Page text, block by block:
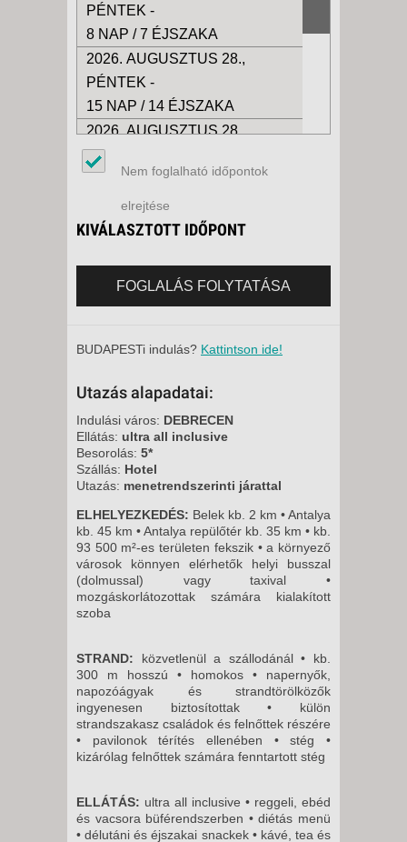
PÉNTEK -
8 NAP / 7 ÉJSZAKA
2026. AUGUSZTUS 28.,
PÉNTEK -
15 NAP / 14 ÉJSZAKA
2026. AUGUSZTUS 28.,
PÉNTEK -
8 NAP / 7 ÉJSZAKA
2026. SZEPTEMBER 04.,
PÉNTEK -
2026. SZEPTEMBER 04.,
2026. SZEPTEMBER 11.,
8 NAP / 7 ÉJSZAKA
Nem foglalható időpontok
elrejtése
KIVÁLASZTOTT IDŐPONT
FOGLALÁS FOLYTATÁSA
BUDAPESTi indulás? Kattintson ide!
Utazás alapadatai:
Indulási város: DEBRECEN
Ellátás: ultra all inclusive
Besorolás: 5*
Szállás: Hotel
Utazás: menetrendszerinti járattal
ELHELYEZKEDÉS: Belek kb. 2 km • Antalya
kb. 45 km • Antalya repülőtér kb. 35 km • kb.
93 500 m²-es területen fekszik • a környező
városok könnyen elérhetők helyi busszal
(dolmussal) vagy taxival •
mozgáskorlátozottak számára kialakított
szoba
STRAND: közvetlenül a szállodánál • kb.
300 m hosszú • homokos • napernyők,
napozóágyak és strandtörölközők
ingyenesen biztosítottak • külön
strandszakasz családok és felnőttek részére
• pavilonok térítés ellenében • stég •
kizárólag felnőttek számára fenntartott stég
ELLÁTÁS: ultra all inclusive • reggeli, ebéd
és vacsora büférendszerben • diétás menü
• délutáni és éjszakai snackek • kávé, tea és